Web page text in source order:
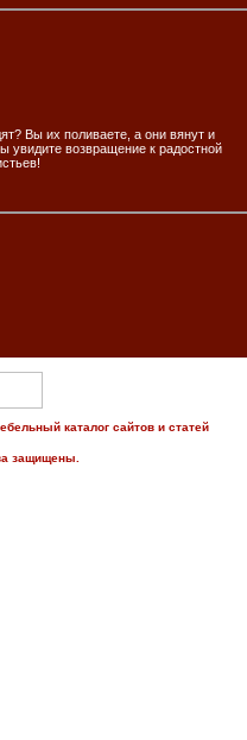
Вы их поливаете, а они вянут и
увидите возвращение к радостной
каталог сайтов и статей
защищены.